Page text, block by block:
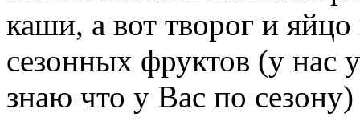
каши, а вот творог и
сезонных фруктов (у нас
знаю что у Вас по сезону)